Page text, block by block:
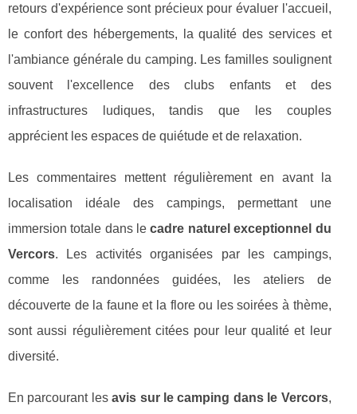
retours d'expérience sont précieux pour évaluer l'accueil,
le confort des hébergements, la qualité des services et
l'ambiance générale du camping. Les familles soulignent
souvent l'excellence des clubs enfants et des
infrastructures ludiques, tandis que les couples
apprécient les espaces de quiétude et de relaxation.
Les commentaires mettent régulièrement en avant la
localisation idéale des campings, permettant une
immersion totale dans lecadre naturel exceptionnel du
Vercors. Les activités organisées par les campings,
comme les randonnées guidées, les ateliers de
découverte de la faune et la flore ou les soirées à thème,
sont aussi régulièrement citées pour leur qualité et leur
diversité.
En parcourant lesavis sur le camping dans le Vercors,